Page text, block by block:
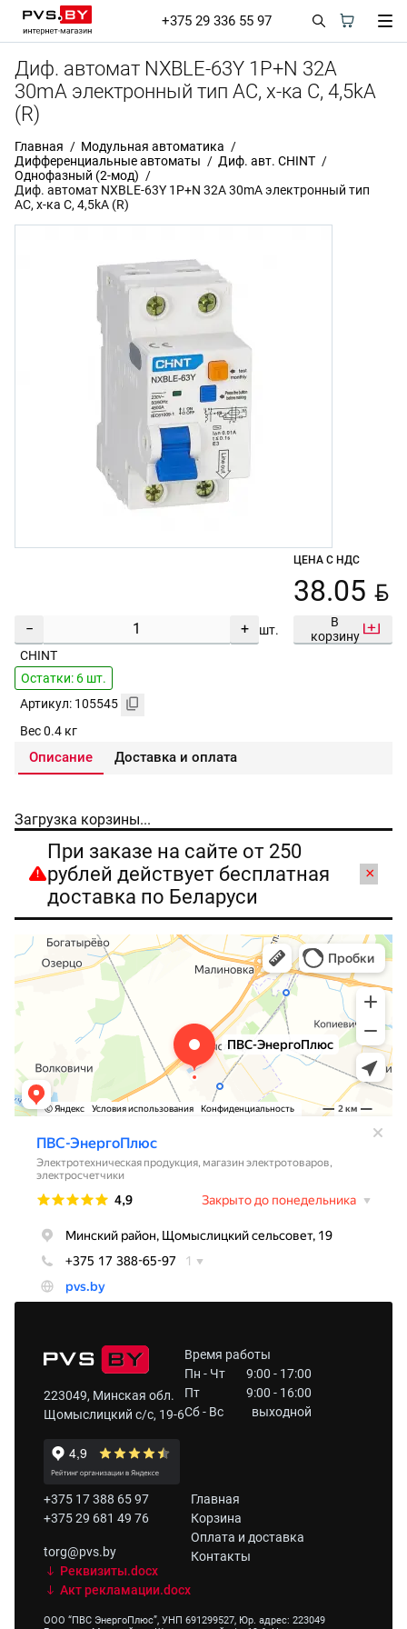
+375 29 336 55 97
Диф. автомат NXBLE-63Y 1P+N 32А
30mA электронный тип AС, х-ка С, 4,5kA
(R)
Главная
Модульная автоматика
Дифференциальные автоматы
Диф. авт. CHINT
Однофазный (2-мод)
Диф. автомат NXBLE-63Y 1P+N 32А 30mA электронный тип
AС, х-ка С, 4,5kA (R)
− + шт.
ЦЕНА С НДС
38.05 BYN
В
корзину
CHINT
Остатки: 6 шт.
Артикул: 105545
Вес 0.4 кг
Описание Доставка и оплата
Загрузка корзины...
При заказе на сайте от 250
рублей действует бесплатная
доставка по Беларуси
×
223049, Минская обл.
Щомыслицкий с/с, 19-6
Время работы
Пн - Чт
9:00 - 17:00
Пт
9:00 - 16:00
Сб - Вс
выходной
+375 17 388 65 97
+375 29 681 49 76
torg@pvs.by
Реквизиты.docx
Акт рекламации.docx
Главная
Корзина
Оплата и доставка
Контакты
ООО “ПВС ЭнергоПлюс”, УНП 691299527, Юр. адрес: 223049